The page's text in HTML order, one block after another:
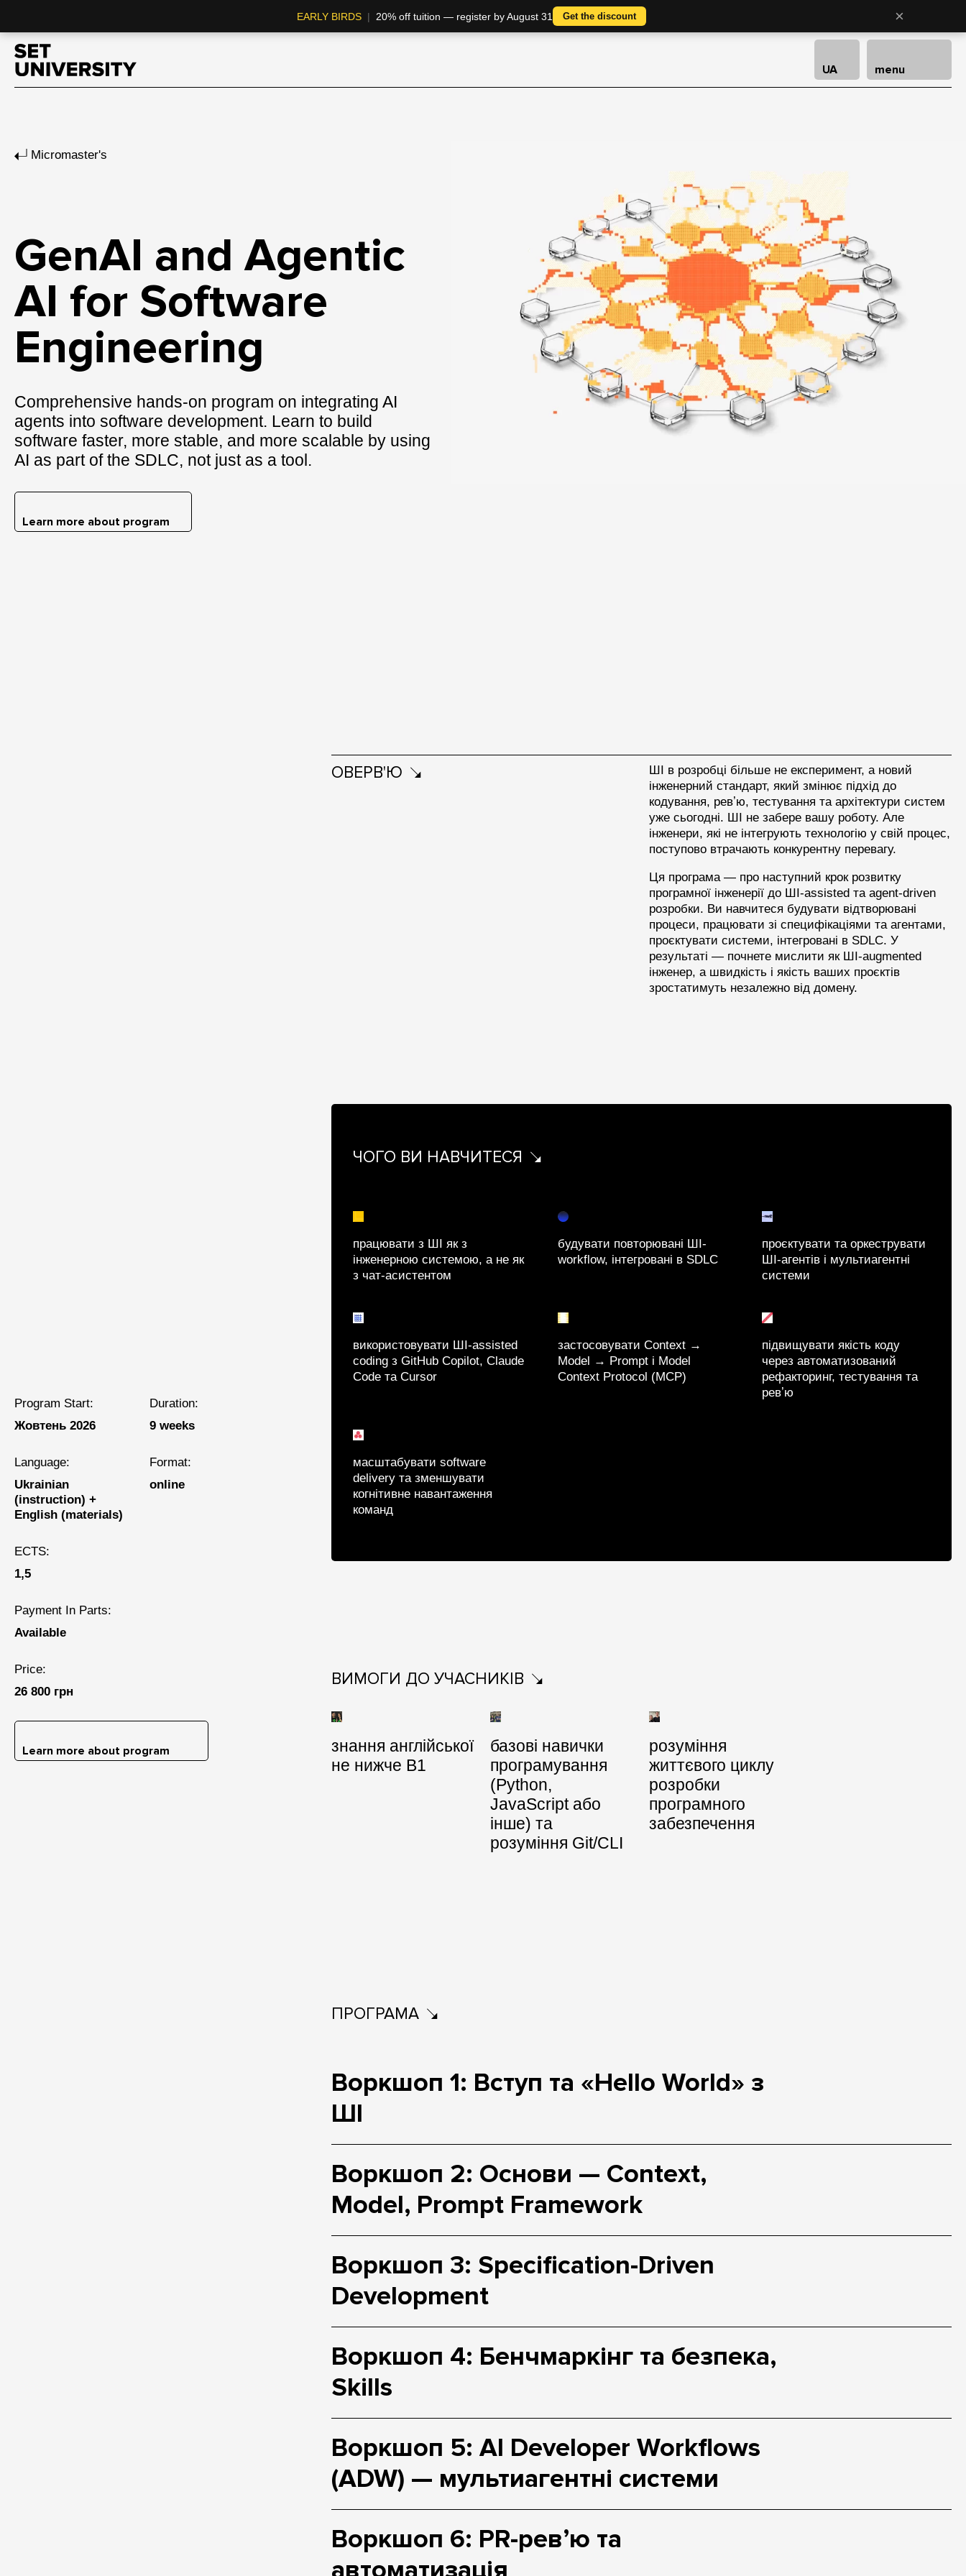
UA menu
Micromaster's
GenAI and Agentic
AI for Software
Engineering
Comprehensive hands-on program on integrating AI
agents into software development. Learn to build
software faster, more stable, and more scalable by using
AI as part of the SDLC, not just as a tool.
Learn more about program
Program Start:
Жовтень 2026
Duration:
9 weeks
Language:
Ukrainian
(instruction) +
English (materials)
Format:
online
ECTS:
1,5
Payment In Parts:
Available
Price:
26 800 грн
Learn more about program
ОВЕРВ'Ю
ШІ в розробці більше не експеримент, а новий
інженерний стандарт, який змінює підхід до
кодування, ревʼю, тестування та архітектури систем
уже сьогодні. ШІ не забере вашу роботу. Але
інженери, які не інтегрують технологію у свій процес,
поступово втрачають конкурентну перевагу.
Ця програма — про наступний крок розвитку
програмної інженерії до ШІ-assisted та agent-driven
розробки. Ви навчитеся будувати відтворювані
процеси, працювати зі специфікаціями та агентами,
проєктувати системи, інтегровані в SDLC. У
результаті — почнете мислити як ШІ-augmented
інженер, а швидкість і якість ваших проєктів
зростатимуть незалежно від домену.
ЧОГО ВИ НАВЧИТЕСЯ
працювати з ШІ як з
інженерною системою, а не як
з чат-асистентом
будувати повторювані ШІ-
workflow, інтегровані в SDLC
проєктувати та оркеструвати
ШІ-агентів і мультиагентні
системи
використовувати ШІ-assisted
coding з GitHub Copilot, Claude
Code та Cursor
застосовувати Context →
Model → Prompt і Model
Context Protocol (MCP)
підвищувати якість коду
через автоматизований
рефакторинг, тестування та
ревʼю
масштабувати software
delivery та зменшувати
когнітивне навантаження
команд
ВИМОГИ ДО УЧАСНИКІВ
знання англійської
не нижче B1
базові навички
програмування
(Python,
JavaScript або
інше) та
розуміння Git/CLI
розуміння
життєвого циклу
розробки
програмного
забезпечення
ПРОГРАМА
Воркшоп 1: Вступ та «Hello World» з
ШІ
Воркшоп 2: Основи — Context,
Model, Prompt Framework
Воркшоп 3: Specification-Driven
Development
Воркшоп 4: Бенчмаркінг та безпека,
Skills
Воркшоп 5: AI Developer Workflows
(ADW) — мультиагентні системи
Воркшоп 6: PR-ревʼю та
EARLY BIRDS | 20% off tuition — register by August 31 Get the discount ×